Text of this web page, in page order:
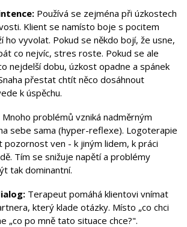
Používá se zejména při úzkostech
Klient se namísto boje s pocitem
ho vyvolat. Pokud se někdo bojí, že usne,
co nejvíc, stres roste. Pokud se ale
nejdelší dobu, úzkost opadne a spánek
přestat chtít něco dosáhnout
k úspěchu.
Mnoho problémů vzniká nadměrným
sebe sama (hyper-reflexe). Logoterapie
pozornost ven - k jiným lidem, k práci
Tím se snižuje napětí a problémy
tak dominantní.
Terapeut pomáhá klientovi vnímat
který klade otázky. Místo „co chci
„co po mně tato situace chce?".